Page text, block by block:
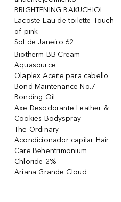
BRIGHTENING BAKUCHIOL
Lacoste Eau de toilette Touch
of pink
Sol de Janeiro 62
Biotherm BB Cream
Aquasource
Olaplex Aceite para cabello
Bond Maintenance No.7
Bonding Oil
Axe Desodorante Leather &
Cookies Bodyspray
The Ordinary
Acondicionador capilar Hair
Care Behentrimonium
Chloride 2%
Ariana Grande Cloud